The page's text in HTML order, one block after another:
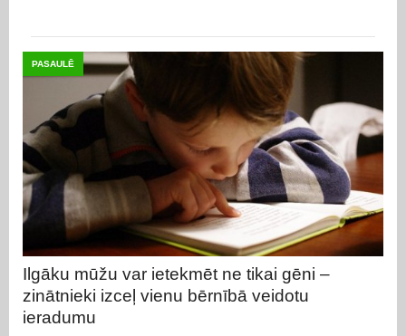
PASAULĒ
Ilgāku mūžu var ietekmēt ne tikai gēni –
zinātnieki izceļ vienu bērnībā veidotu
ieradumu